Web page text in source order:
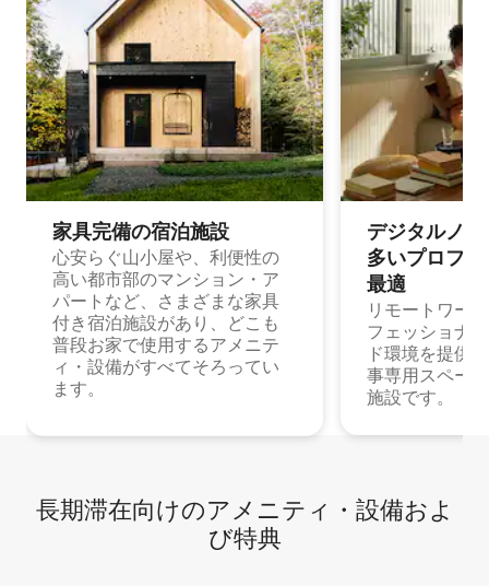
家具完備の宿⁠泊⁠施⁠設
心安らぐ山小屋や、利便性の
高い都市部のマンション・ア
パートなど、さまざまな家具
付き宿泊施設があり、どこも
普段お家で使用するアメニテ
ィ・設備がすべてそろってい
ます。
デジタルノ
多⁠いプ⁠ロ⁠フ⁠
最⁠適
リモートワー
フェッショナ
ド環境を提供
事専用スペー
施設です。
長期滞在向け⁠のア⁠メ⁠ニ⁠テ⁠ィ⁠・設⁠備⁠およ
び特⁠典